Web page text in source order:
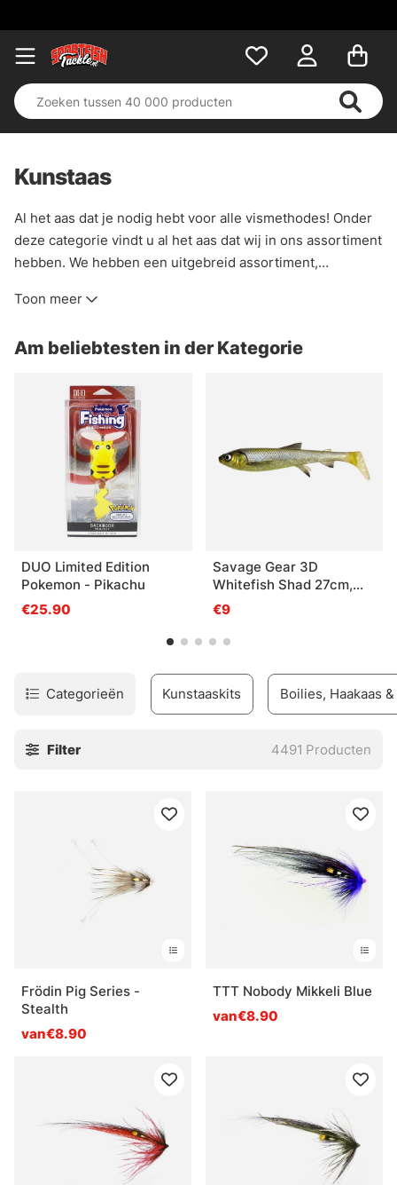
Kunstaas
Al het aas dat je nodig hebt voor alle vismethodes! Onder
deze categorie vindt u al het aas dat wij in ons assortiment
hebben. We hebben een uitgebreid assortiment,
fabrikanten. Wij van Sportfishtackle vinden dat aas tot het
deze categorie!
Toon meer
Am beliebtesten in der Kategorie
DUO Limited Edition
Pokemon - Pikachu
€25.90
Savage Gear 3D
Whitefish Shad 27cm,
152g - Hugo
€9
Categorieën Kunstaaskits Boilies, Haakaas
Filter 4491 Producten
Frödin Pig Series -
Stealth
van€8.90
TTT Nobody Mikkeli Blue
van€8.90